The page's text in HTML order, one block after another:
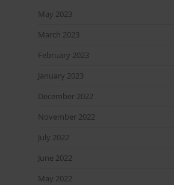
May 2023
March 2023
February 2023
January 2023
December 2022
November 2022
July 2022
June 2022
May 2022